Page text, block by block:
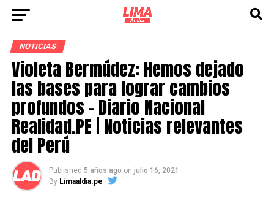
NOTICIAS
Violeta Bermúdez: Hemos dejado
las bases para lograr cambios
profundos – Diario Nacional
Realidad.PE | Noticias relevantes
del Perú
Published 5 años ago on julio 16, 2021
By Limaaldia.pe